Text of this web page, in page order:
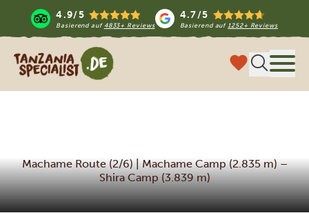
4.9/5
Basierend auf 4833+ Reviews
4.7/5
Basierend auf1252+ Reviews
Tanzania Specialist
Machame Route (2/6) | Machame Camp (2.835 m) –
Shira Camp (3.839 m)